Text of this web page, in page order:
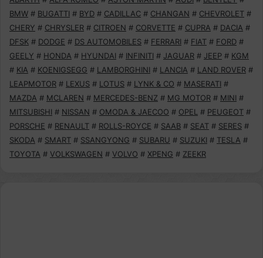
BMW # BUGATTI # BYD # CADILLAC # CHANGAN # CHEVROLET #
CHERY # CHRYSLER # CITROEN # CORVETTE # CUPRA # DACIA #
DFSK # DODGE # DS AUTOMOBILES # FERRARI # FIAT # FORD #
GEELY # HONDA # HYUNDAI # INFINITI # JAGUAR # JEEP # KGM
# KIA # KOENIGSEGG # LAMBORGHINI # LANCIA # LAND ROVER #
LEAPMOTOR # LEXUS # LOTUS # LYNK & CO # MASERATI #
MAZDA # MCLAREN # MERCEDES-BENZ # MG MOTOR # MINI #
MITSUBISHI # NISSAN # OMODA & JAECOO # OPEL # PEUGEOT #
PORSCHE # RENAULT # ROLLS-ROYCE # SAAB # SEAT # SERES #
SKODA # SMART # SSANGYONG # SUBARU # SUZUKI # TESLA #
TOYOTA # VOLKSWAGEN # VOLVO # XPENG # ZEEKR